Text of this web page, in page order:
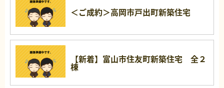
＜ご成約＞高岡市戸出町新築住宅
【新着】富山市住友町新築住宅 全２
棟